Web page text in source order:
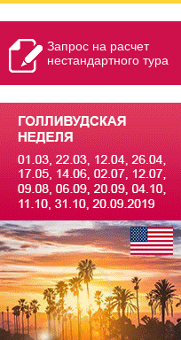
Запрос на расчет
нестандартного тура